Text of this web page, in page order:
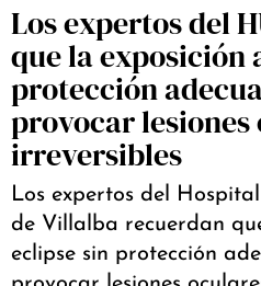
Los expertos del
que la exposición
protección
provocar lesiones
irreversibles
Los expertos del
de Villalba recuerdan
eclipse sin protección